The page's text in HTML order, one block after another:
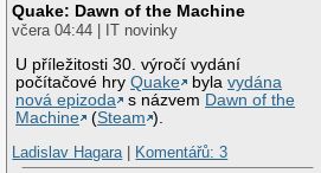
Quake: Dawn of the Machine
včera 04:44 | IT novinky
U příležitosti 30. výročí vydání
počítačové hryQuake bylavydána
nová epizoda
s názvem Dawn of the
Machine
(Steam ).
Ladislav Hagara| Komentářů: 3